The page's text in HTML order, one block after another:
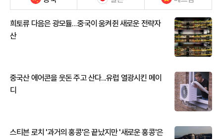
희토류 다음은 광모듈…중국이 움켜쥔 새로운 전략자
산
중국산 에어콘을 웃돈 주고 산다...유럽 열광시킨 메이
디
스티븐 로치 '과거의 홍콩'은 끝났지만 '새로운 홍콩'은